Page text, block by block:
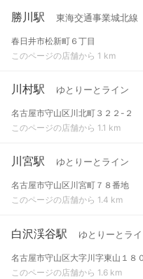
勝川駅 東海交通事業城北線
春日井市松新町６丁目
このページの店舗から 1 km
川村駅 ゆとりーとライン
名古屋市守山区川北町３２２-２
このページの店舗から 1.1 km
川宮駅 ゆとりーとライン
名古屋市守山区川宮町７８番地
このページの店舗から 1.4 km
白沢渓谷駅 ゆとりーとラ
名古屋市守山区大字川字東山１８
このページの店舗から 1.6 km